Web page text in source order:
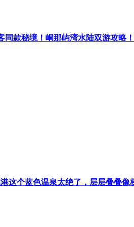
同款秘境！峒那屿湾水陆双游攻略！
这个蓝色温泉太绝了，层层叠叠像